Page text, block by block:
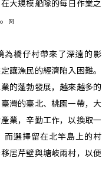
大規模船隊的每日作業之
[9]
為橋仔村帶來了深遠的影
讓漁民的經濟陷入困難。
的蓬勃發展，越來越多的
灣的臺北、桃園一帶，大
業，辛勤工作，以換取一
而選擇留在北竿島上的村
居芹壁與塘岐兩村，以便